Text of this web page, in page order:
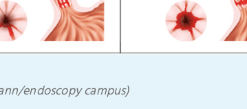
endoscopy campus)